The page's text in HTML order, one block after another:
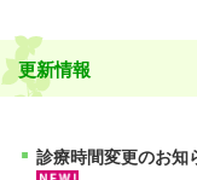
更新情報
診療時間変更のお知